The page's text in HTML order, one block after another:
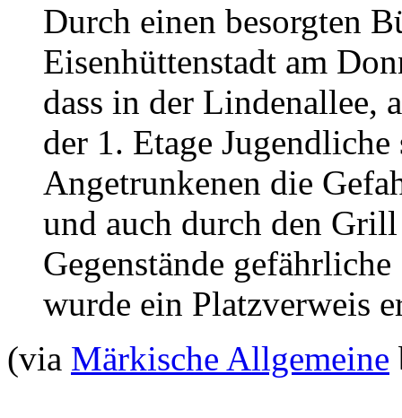
Durch einen besorgten
Eisenhüttenstadt am
dass in der Lindenallee,
der 1. Etage
Angetrunkenen die
und auch durch den
Gegenstände
wurde ein Platzverweis
(via Märkische Allgemeine